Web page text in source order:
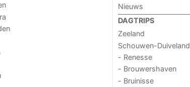
Nieuws
DAGTRIPS
Zeeland
Schouwen-Duiveland
- Renesse
- Brouwershaven
- Bruinisse